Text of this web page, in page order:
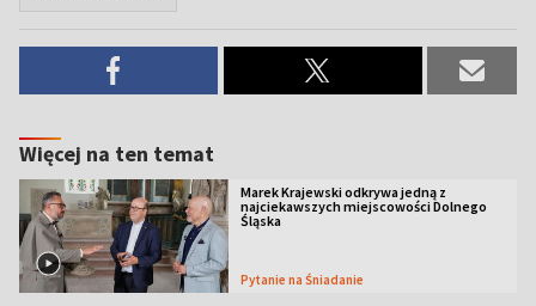
Więcej na ten temat
Marek Krajewski odkrywa jedną z
najciekawszych miejscowości Dolnego
Śląska
Pytanie na Śniadanie